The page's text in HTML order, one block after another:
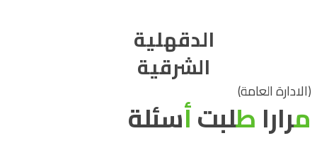
الدقهلية
الشرقية
(الادارة العامة)
مراراطلبتأسئلة